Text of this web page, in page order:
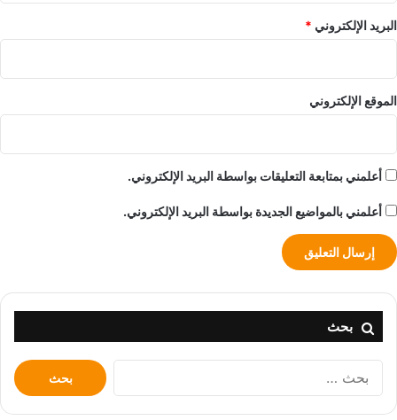
البريد الإلكتروني *
الموقع الإلكتروني
أعلمني بمتابعة التعليقات بواسطة البريد الإلكتروني.
أعلمني بالمواضيع الجديدة بواسطة البريد الإلكتروني.
بحث
البحث
عن: